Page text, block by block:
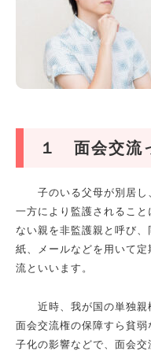
１ 面会交流
子のいる父母が別居し
一方により監護されるこ
ない親を非監護親と呼び
紙、メールなどを用いて
流といいます。
近時、我が国の単独親
面会交流権の保障すら貧
子化の影響などで、面会